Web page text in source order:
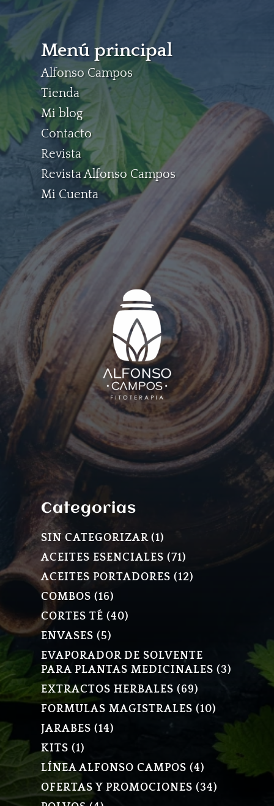
Menú principal
Alfonso Campos
Tienda
Mi blog
Contacto
Revista
Revista Alfonso Campos
Mi Cuenta
Categorias
SIN CATEGORIZAR 11
PRODUCTO
ACEITES ESENCIALES 7171
PRODUCTOS
ACEITES PORTADORES 1212
COMBOS 1616
PRODUCTOS
CORTES TÉ 4040
ENVASES 55
PRODUCTOS
EVAPORADOR DE SOLVENTE
PARA PLANTAS MEDICINALES
33
EXTRACTOS HERBALES 6969
PRODUCTOS
FORMULAS MAGISTRALES 1010
JARABES 1414
KITS 11
PRODUCTO
LÍNEA ALFONSO CAMPOS 44
PRODUCTOS
OFERTAS Y PROMOCIONES 3434